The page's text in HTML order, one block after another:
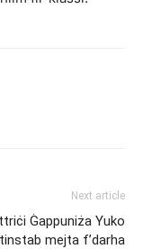
Next article
Ġappuniża Yuko
mejta f’darha